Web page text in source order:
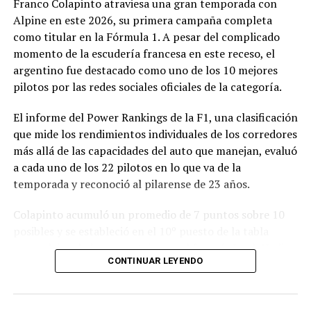
modificación vinculada a la composición societaria de la
empresa que obtuvo la concesión.
La novedad se conoce mientras la concesión del Minella
continúa envuelta en una delicadísima situación
jurídica. El proceso mediante el cual Minella Stadium
busca determinar si existieron irregularidades en la
licitación impulsada por el Municipio.
La causa, que avanza en la Justicia, derivó en
cuestionamientos de distintos sectores políticos y en
que pusieron bajo la lupa tanto el proceso licitatorio
firma concesionaria.
parte de las acciones de la empresa abre un nuevo
Franco Colapinto atraviesa una gran temporada con
Alpine en este 2026, su primera campaña completa
como titular en la Fórmula 1. A pesar del complicado
momento de la escudería francesa en este receso, el
argentino fue destacado como uno de los 10 mejores
pilotos por las redes sociales oficiales de la categoría.
El informe del Power Rankings de la F1, una clasificación
que mide los rendimientos individuales de los corredores
más allá de las capacidades del auto que manejan, evaluó
a cada uno de los 22 pilotos en lo que va de la
temporada y reconoció al pilarense de 23 años.
Colapinto acumuló un promedio de 7 puntos sobre 10
general, igualado en puntaje con el francés Isack Hadjar,
que logró estabilidad con la compleja segunda butaca de
CONTINUAR LEYENDO